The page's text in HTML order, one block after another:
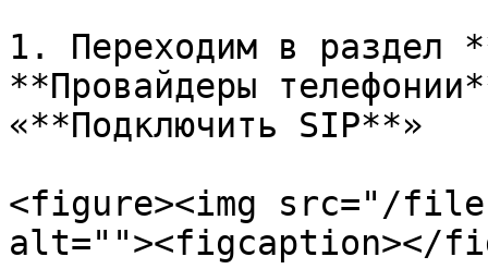
1. Переходим в раздел
**Провайдеры
«**Подключить SIP**»
<figure><img src="/files/
alt=""><figcaption></